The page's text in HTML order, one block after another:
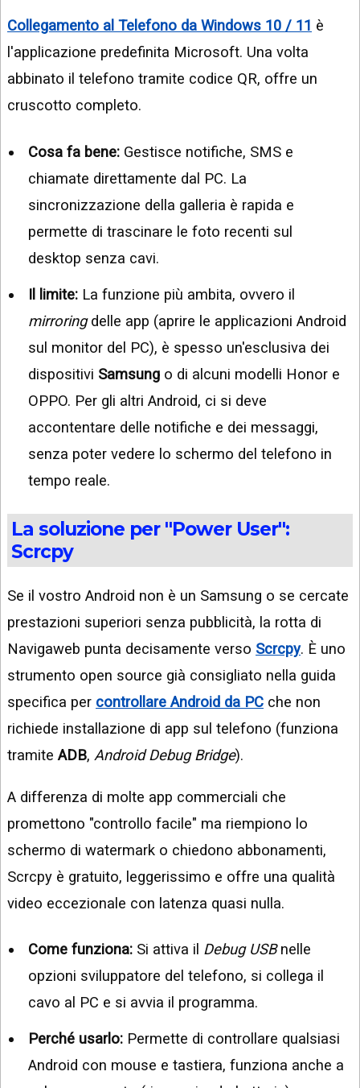
Collegamento al Telefono da Windows 10 / 11 è
l'applicazione predefinita Microsoft. Una volta
abbinato il telefono tramite codice QR, offre un
cruscotto completo.
Cosa fa bene: Gestisce notifiche, SMS e
chiamate direttamente dal PC. La
sincronizzazione della galleria è rapida e
permette di trascinare le foto recenti sul
desktop senza cavi.
Il limite: La funzione più ambita, ovvero il
mirroringdelle app (aprire le applicazioni Android
sul monitor del PC), è spesso un'esclusiva dei
dispositivi Samsung o di alcuni modelli Honor e
OPPO. Per gli altri Android, ci si deve
accontentare delle notifiche e dei messaggi,
senza poter vedere lo schermo del telefono in
tempo reale.
La soluzione per "Power User":
Scrcpy
Se il vostro Android non è un Samsung o se cercate
prestazioni superiori senza pubblicità, la rotta di
Navigaweb punta decisamente verso Scrcpy. È uno
strumento open source già consigliato nella guida
specifica per controllare Android da PC che non
richiede installazione di app sul telefono (funziona
tramite ADB, Android Debug Bridge).
A differenza di molte app commerciali che
promettono "controllo facile" ma riempiono lo
schermo di watermark o chiedono abbonamenti,
Scrcpy è gratuito, leggerissimo e offre una qualità
video eccezionale con latenza quasi nulla.
Come funziona: Si attiva il Debug USBnelle
opzioni sviluppatore del telefono, si collega il
cavo al PC e si avvia il programma.
Perché usarlo: Permette di controllare qualsiasi
Android con mouse e tastiera, funziona anche a